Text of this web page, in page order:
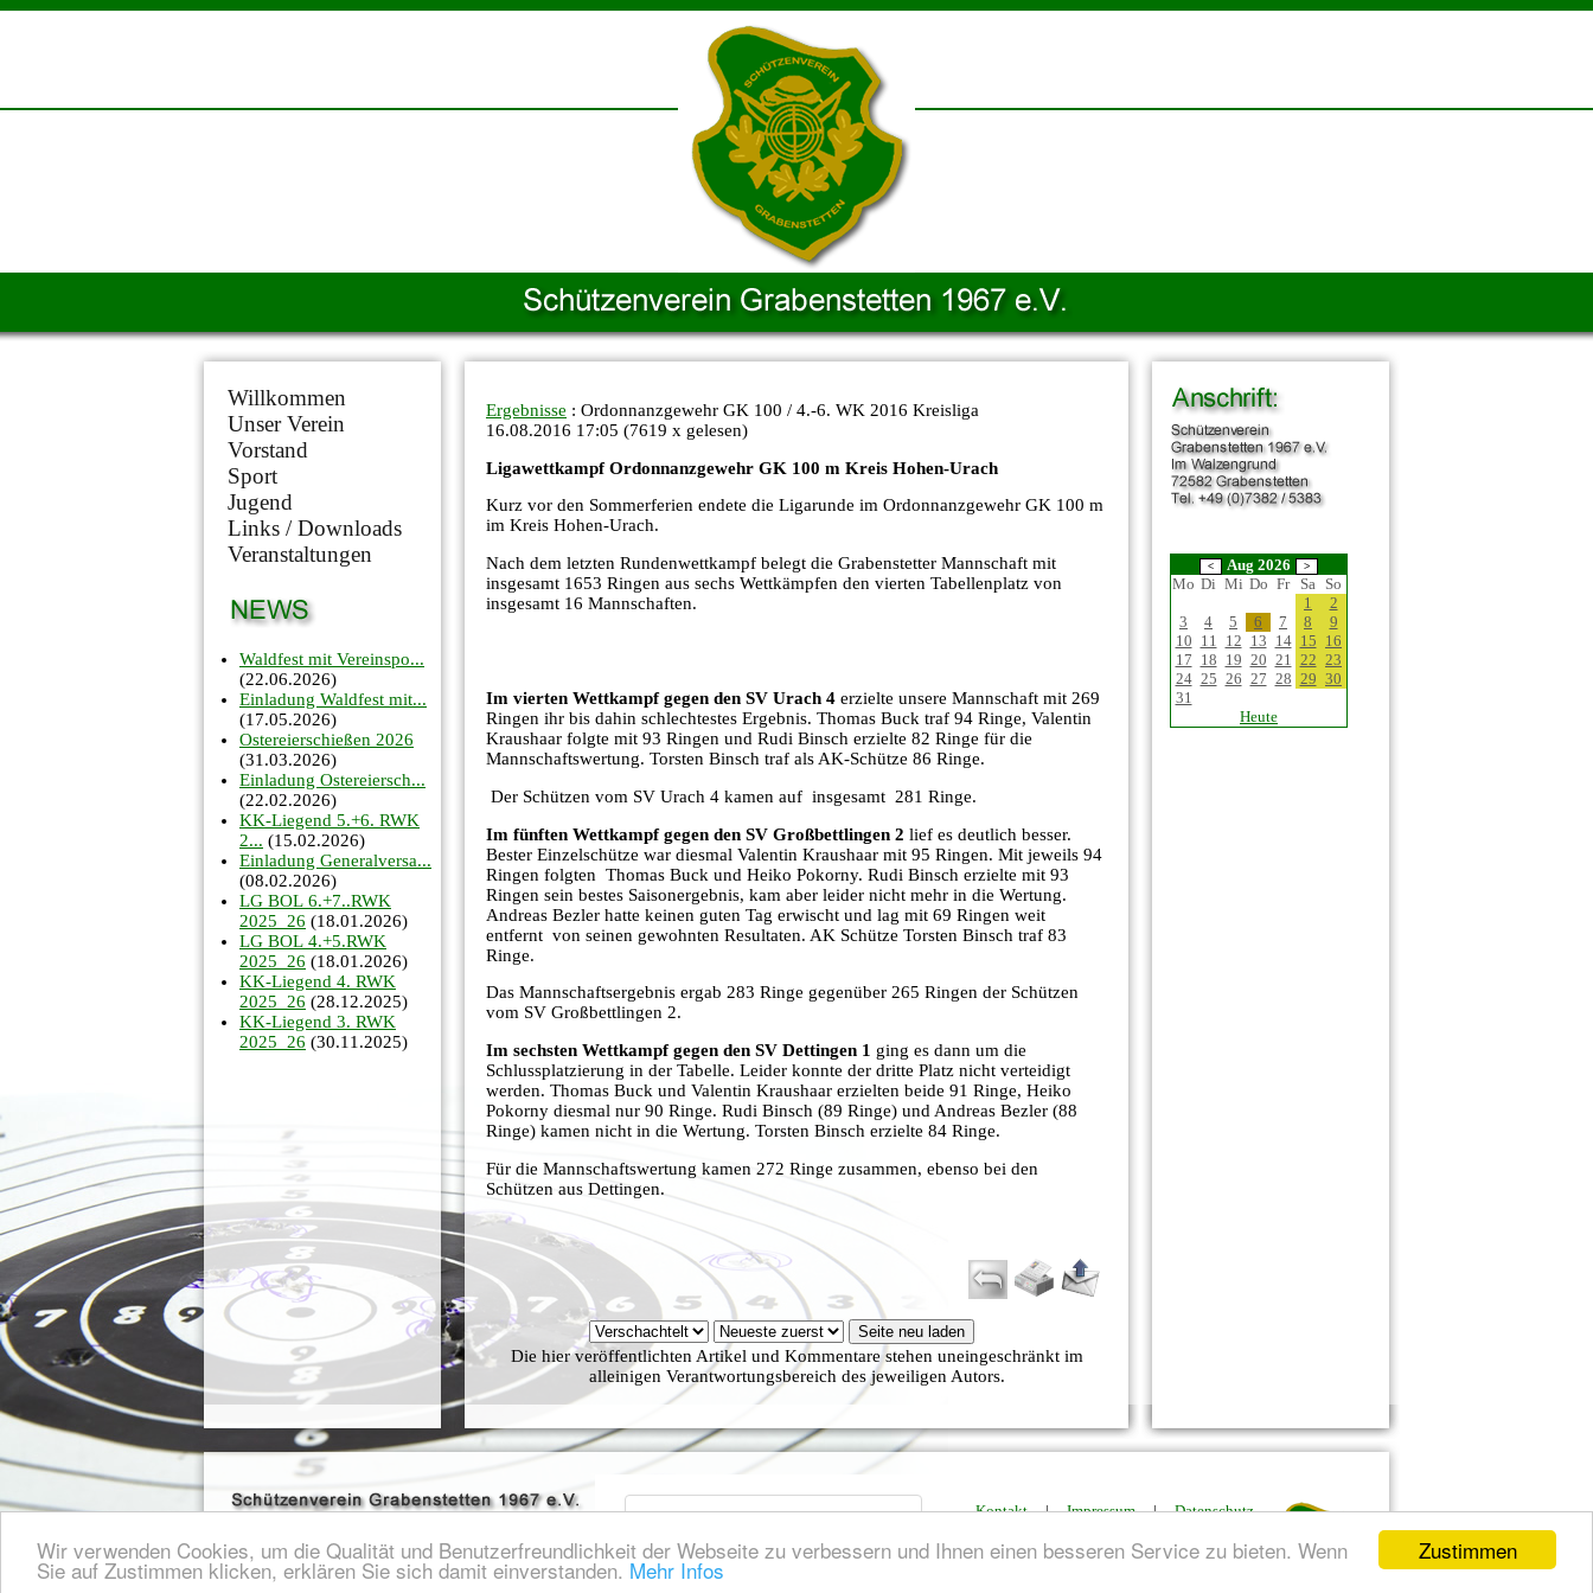
Zustimmen
Wir verwenden Cookies, um die Qualität und Benutzerfreundlichkeit der Webseite zu verbessern und Ihnen einen besseren Service zu bieten. Wenn
Sie auf Zustimmen klicken, erklären Sie sich damit einverstanden. Mehr Infos
Willkommen
Unser Verein
Vorstand
Sport
Jugend
Links / Downloads
Veranstaltungen
Waldfest mit Vereinspo...
(22.06.2026)
Einladung Waldfest mit...
(17.05.2026)
Ostereierschießen 2026
(31.03.2026)
Einladung Ostereiersch...
(22.02.2026)
KK-Liegend 5.+6. RWK
2... (15.02.2026)
Einladung Generalversa...
(08.02.2026)
LG BOL 6.+7..RWK
2025_26 (18.01.2026)
LG BOL 4.+5.RWK
2025_26 (18.01.2026)
KK-Liegend 4. RWK
2025_26 (28.12.2025)
KK-Liegend 3. RWK
2025_26 (30.11.2025)
Ergebnisse : Ordonnanzgewehr GK 100 / 4.-6. WK 2016 Kreisliga
16.08.2016 17:05 (7619 x gelesen)
Ligawettkampf Ordonnanzgewehr GK 100 m Kreis Hohen-Urach
Kurz vor den Sommerferien endete die Ligarunde im Ordonnanzgewehr GK 100 m
im Kreis Hohen-Urach.
Nach dem letzten Rundenwettkampf belegt die Grabenstetter Mannschaft mit
insgesamt 1653 Ringen aus sechs Wettkämpfen den vierten Tabellenplatz von
insgesamt 16 Mannschaften.
Im vierten Wettkampf gegen den SV Urach 4 erzielte unsere Mannschaft mit 269
Ringen ihr bis dahin schlechtestes Ergebnis. Thomas Buck traf 94 Ringe, Valentin
Kraushaar folgte mit 93 Ringen und Rudi Binsch erzielte 82 Ringe für die
Mannschaftswertung. Torsten Binsch traf als AK-Schütze 86 Ringe.
Der Schützen vom SV Urach 4 kamen auf insgesamt 281 Ringe.
Im fünften Wettkampf gegen den SV Großbettlingen 2 lief es deutlich besser.
Bester Einzelschütze war diesmal Valentin Kraushaar mit 95 Ringen. Mit jeweils 94
Ringen folgten Thomas Buck und Heiko Pokorny. Rudi Binsch erzielte mit 93
Ringen sein bestes Saisonergebnis, kam aber leider nicht mehr in die Wertung.
Andreas Bezler hatte keinen guten Tag erwischt und lag mit 69 Ringen weit
entfernt von seinen gewohnten Resultaten. AK Schütze Torsten Binsch traf 83
Ringe.
Das Mannschaftsergebnis ergab 283 Ringe gegenüber 265 Ringen der Schützen
vom SV Großbettlingen 2.
Im sechsten Wettkampf gegen den SV Dettingen 1 ging es dann um die
Schlussplatzierung in der Tabelle. Leider konnte der dritte Platz nicht verteidigt
werden. Thomas Buck und Valentin Kraushaar erzielten beide 91 Ringe, Heiko
Pokorny diesmal nur 90 Ringe. Rudi Binsch (89 Ringe) und Andreas Bezler (88
Ringe) kamen nicht in die Wertung. Torsten Binsch erzielte 84 Ringe.
Für die Mannschaftswertung kamen 272 Ringe zusammen, ebenso bei den
Schützen aus Dettingen.
Die hier veröffentlichten Artikel und Kommentare stehen uneingeschränkt im
alleinigen Verantwortungsbereich des jeweiligen Autors.
Aug 2026
Mo Di Mi Do Fr Sa
So
1
2
3
4 5 6 7 8
9
10 11 12 13 14 15 16
17 18 19 20 21 22 23
24 25 26 27 28 29 30
31
Heute
Kontakt|Impressum|Datenschutz